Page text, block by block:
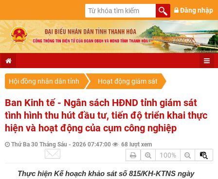
Đăng nhập
Hội đồng nhân dân tỉnh Hoạt động giám sát
Ban Kinh tế - Ngân sách HĐND tỉnh giám sát
tình hình thu hút đầu tư, tiến độ triển khai thực
hiện và hoạt động của cụm công nghiệp
Thứ Ba 30 Tháng Sáu - 2026 07:47:00 68 lượt xem
100%
Thực hiện Kế hoạch khảo sát số 815/KH-KTNS ngày